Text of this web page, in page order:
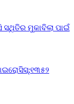
ସ୍ଥିତିର ମୁକାବିଲା ପାଇଁ